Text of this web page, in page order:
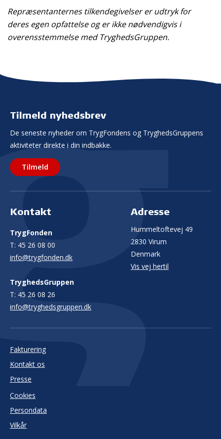
Repræsentanternes tilkendegivelser er udtryk for
deres egen opfattelse og er ikke nødvendigvis i
overensstemmelse med TryghedsGruppen.
Tilmeld nyhedsbrev
De seneste nyheder om TrygFondens og TryghedsGruppens
aktiviteter direkte i din indbakke.
Tilmeld
Kontakt
TrygFonden
T: 45 26 08 00
info@trygfonden.dk
TryghedsGruppen
T: 45 26 08 26
info@tryghedsgruppen.dk
Adresse
Hummeltoftevej 49
2830 Virum
Denmark
Vis vej hertil
Fakturering
Kontakt os
Presse
Cookies
Persondata
Vilkår